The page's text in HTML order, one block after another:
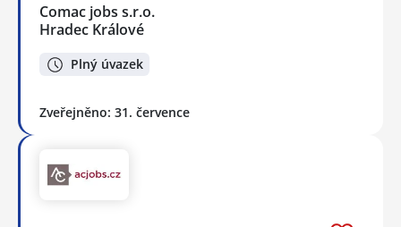
Comac jobs s.r.o.
Hradec Králové
Plný úvazek
Zveřejněno: 31. července